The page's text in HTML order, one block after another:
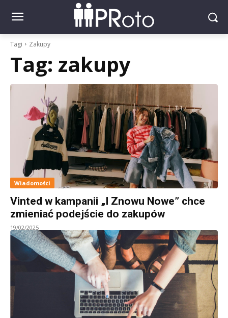
Tagi Zakupy
Tag: zakupy
Wiadomości
Vinted w kampanii „I Znowu Nowe” chce
zmieniać podejście do zakupów
19/02/2025